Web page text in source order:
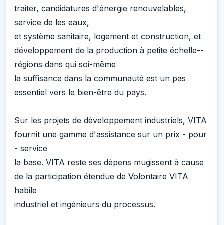
traiter, candidatures d'énergie renouvelables,
service de les eaux,
et système sanitaire, logement et construction, et
développement de la production à petite échelle--
régions dans qui soi-même
la suffisance dans la communauté est un pas
essentiel vers le bien-être du pays.
Sur les projets de développement industriels, VITA
fournit une gamme d'assistance sur un prix - pour
- service
la base. VITA reste ses dépens mugissent à cause
de la participation étendue de Volontaire VITA
habile
industriel et ingénieurs du processus.